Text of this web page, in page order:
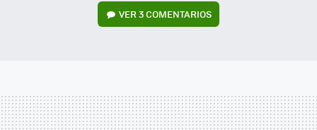
VER3 COMENTARIOS